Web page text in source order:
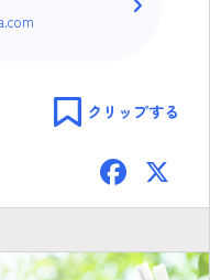
クリップする
F
ac
e